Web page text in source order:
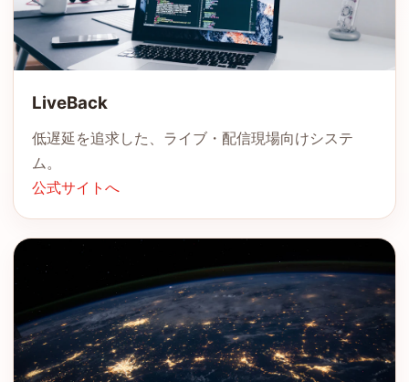
LiveBack
低遅延を追求した、ライブ・配信現場向けシステ
ム。
公式サイトへ